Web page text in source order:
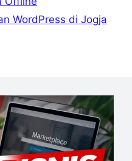
WordPress di Jogja